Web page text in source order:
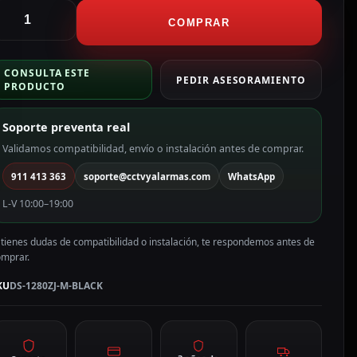
COMPRAR
CONSULTA ESTE
PRODUCTO
PEDIR ASESORAMIENTO
Soporte preventa real
Validamos compatibilidad, envío o instalación antes de comprar.
911 413 363 soporte@cctvyalarmas.com WhatsApp
L-V 10:00–19:00
dudas de compatibilidad o instalación, te respondemos antes de
DS-1280ZJ-M-BLACK